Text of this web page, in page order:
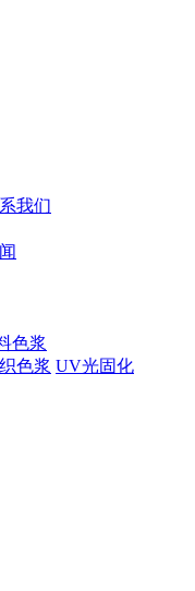
我们
色浆
色浆 UV光固化